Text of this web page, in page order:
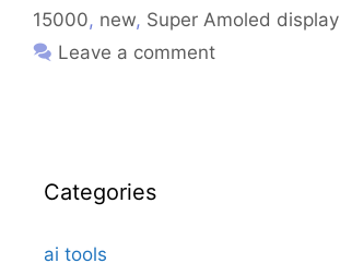
15000, new, Super Amoled display
Leave a comment
Categories
ai tools